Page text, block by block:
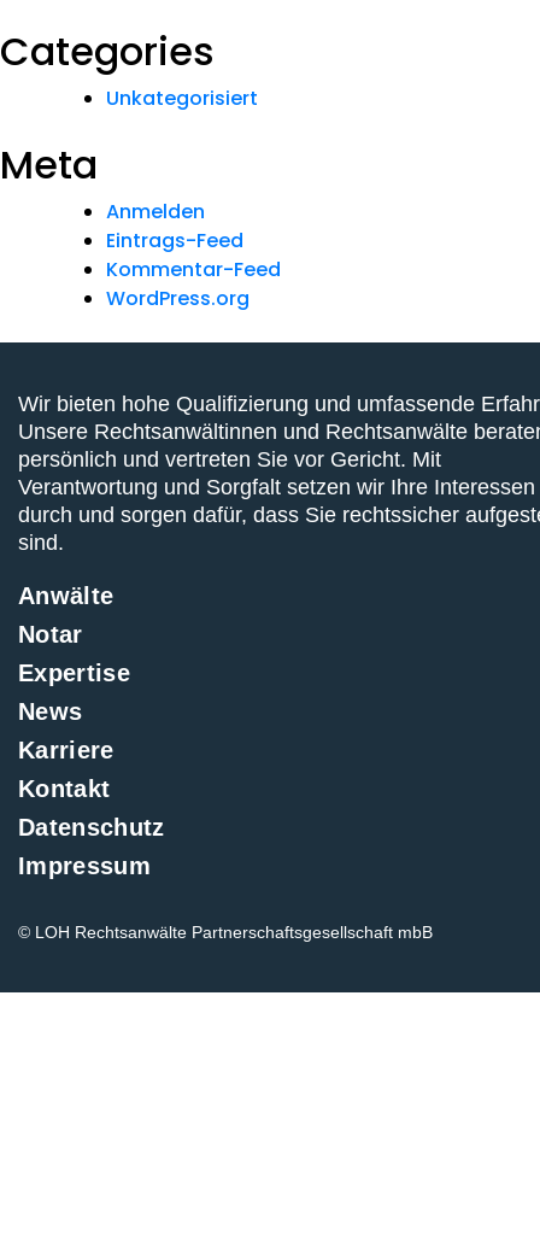
Categories
Unkategorisiert
Meta
Anmelden
Eintrags-Feed
Kommentar-Feed
WordPress.org
Wir bieten hohe Qualifizierung und umfassende
Unsere Rechtsanwältinnen und Rechtsanwälte
persönlich und vertreten Sie vor Gericht. Mit
Verantwortung und Sorgfalt setzen wir Ihre Interessen
durch und sorgen dafür, dass Sie rechtssicher
sind.
Anwälte
Notar
Expertise
News
Karriere
Kontakt
Datenschutz
Impressum
© LOH Rechtsanwälte Partnerschaftsgesellschaft mbB